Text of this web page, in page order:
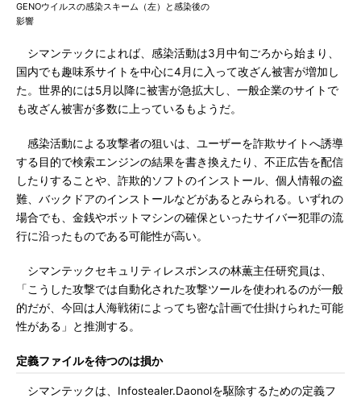
GENOウイルスの感染スキーム（左）と感染後の
影響
シマンテックによれば、感染活動は3月中旬ごろから始まり、
国内でも趣味系サイトを中心に4月に入って改ざん被害が増加し
た。世界的には5月以降に被害が急拡大し、一般企業のサイトで
も改ざん被害が多数に上っているもようだ。
感染活動による攻撃者の狙いは、ユーザーを詐欺サイトへ誘導
する目的で検索エンジンの結果を書き換えたり、不正広告を配信
したりすることや、詐欺的ソフトのインストール、個人情報の盗
難、バックドアのインストールなどがあるとみられる。いずれの
場合でも、金銭やボットマシンの確保といったサイバー犯罪の流
行に沿ったものである可能性が高い。
シマンテックセキュリティレスポンスの林薫主任研究員は、
「こうした攻撃では自動化された攻撃ツールを使われるのが一般
的だが、今回は人海戦術によってち密な計画で仕掛けられた可能
性がある」と推測する。
定義ファイルを待つのは損か
シマンテックは、Infostealer.Daonolを駆除するための定義フ